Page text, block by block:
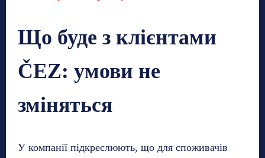
Що буде з клієнтами
ČEZ: умови не
зміняться
У компанії підкреслюють, що для споживачів